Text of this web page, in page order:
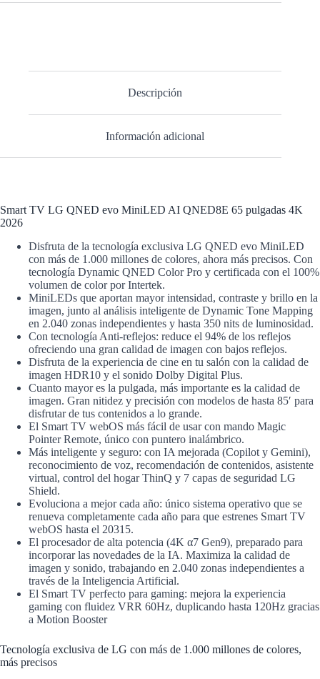
Descripción
Información adicional
Smart TV LG QNED evo MiniLED AI QNED8E 65 pulgadas 4K
2026
Disfruta de la tecnología exclusiva LG QNED evo MiniLED
con más de 1.000 millones de colores, ahora más precisos. Con
tecnología Dynamic QNED Color Pro y certificada con el 100%
volumen de color por Intertek.
MiniLEDs que aportan mayor intensidad, contraste y brillo en la
imagen, junto al análisis inteligente de Dynamic Tone Mapping
en 2.040 zonas independientes y hasta 350 nits de luminosidad.
Con tecnología Anti-reflejos: reduce el 94% de los reflejos
ofreciendo una gran calidad de imagen con bajos reflejos.
Disfruta de la experiencia de cine en tu salón con la calidad de
imagen HDR10 y el sonido Dolby Digital Plus.
Cuanto mayor es la pulgada, más importante es la calidad de
imagen. Gran nitidez y precisión con modelos de hasta 85′ para
disfrutar de tus contenidos a lo grande.
El Smart TV webOS más fácil de usar con mando Magic
Pointer Remote, único con puntero inalámbrico.
Más inteligente y seguro: con IA mejorada (Copilot y Gemini),
reconocimiento de voz, recomendación de contenidos, asistente
virtual, control del hogar ThinQ y 7 capas de seguridad LG
Shield.
Evoluciona a mejor cada año: único sistema operativo que se
renueva completamente cada año para que estrenes Smart TV
webOS hasta el 20315.
El procesador de alta potencia (4K α7 Gen9), preparado para
incorporar las novedades de la IA. Maximiza la calidad de
imagen y sonido, trabajando en 2.040 zonas independientes a
través de la Inteligencia Artificial.
El Smart TV perfecto para gaming: mejora la experiencia
gaming con fluidez VRR 60Hz, duplicando hasta 120Hz gracias
a Motion Booster
Tecnología exclusiva de LG con más de 1.000 millones de colores,
más precisos